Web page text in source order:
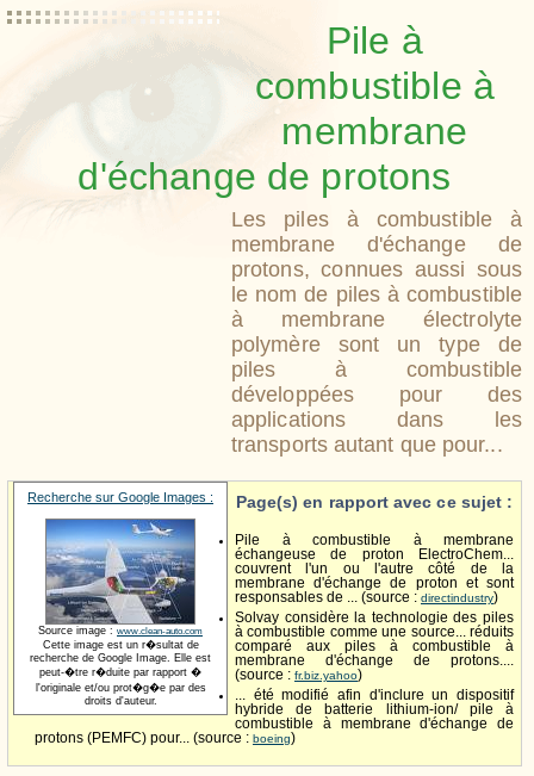
Pile à
combustible à
membrane
d'échange de protons
Les piles à combustible à
membrane d'échange de
protons, connues aussi sous
le nom de piles à combustible
à membrane électrolyte
polymère sont un type de
piles à combustible
développées pour des
applications dans les
transports autant que pour...
Recherche sur Google Images :
Source image : www.clean-auto.com
Cette image est un r�sultat de
recherche de Google Image. Elle est
peut-�tre r�duite par rapport �
l'originale et/ou prot�g�e par des
droits d'auteur.
Page(s) en rapport avec ce sujet :
Pile à combustible à membrane
échangeuse de proton ElectroChem...
couvrent l'un ou l'autre côté de la
membrane d'échange de proton et sont
responsables de ... (source : directindustry)
Solvay considère la technologie des piles
à combustible comme une source... réduits
comparé aux piles à combustible à
membrane d'échange de protons....
(source : fr.biz.yahoo)
... été modifié afin d'inclure un dispositif
hybride de batterie lithium-ion/ pile à
combustible à membrane d'échange de
protons (PEMFC) pour... (source : boeing)